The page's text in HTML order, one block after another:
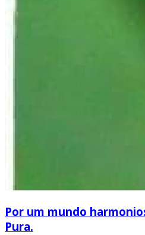
Por um mundo
Pura.